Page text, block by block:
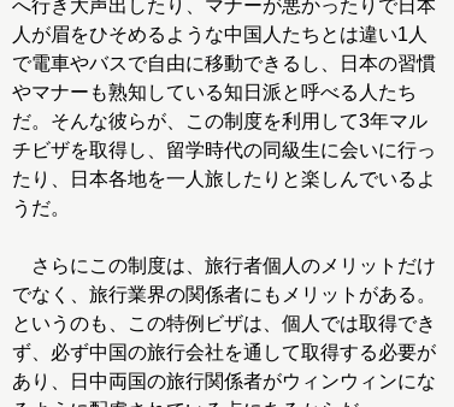
へ行き大声出したり、マナーが悪かったりで日本
人が眉をひそめるような中国人たちとは違い1人
で電車やバスで自由に移動できるし、日本の習慣
やマナーも熟知している知日派と呼べる人たち
だ。そんな彼らが、この制度を利用して3年マル
チビザを取得し、留学時代の同級生に会いに行っ
たり、日本各地を一人旅したりと楽しんでいるよ
うだ。
さらにこの制度は、旅行者個人のメリットだけ
でなく、旅行業界の関係者にもメリットがある。
というのも、この特例ビザは、個人では取得でき
ず、必ず中国の旅行会社を通して取得する必要が
あり、日中両国の旅行関係者がウィンウィンにな